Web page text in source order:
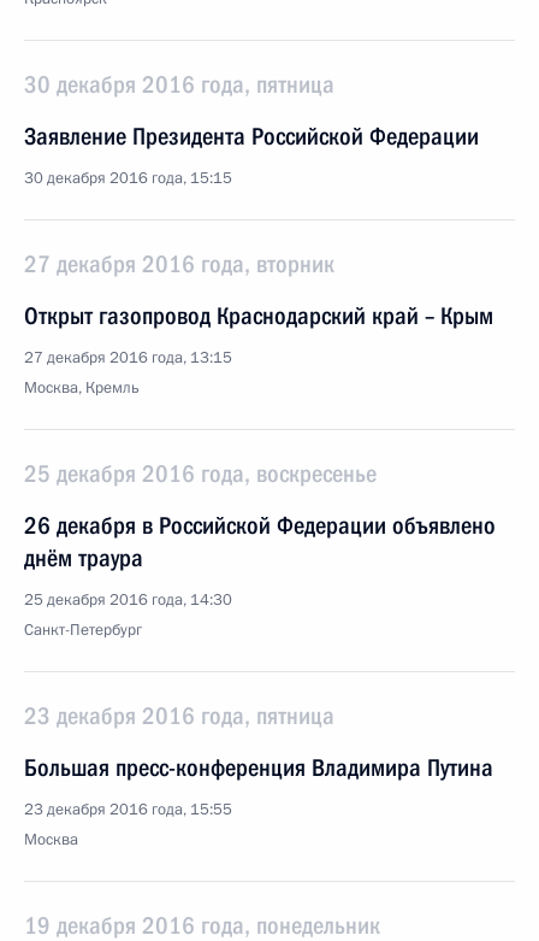
30 декабря 2016 года, пятница
Заявление Президента Российской Федерации
30 декабря 2016 года, 15:15
27 декабря 2016 года, вторник
Открыт газопровод Краснодарский край – Крым
27 декабря 2016 года, 13:15
Москва, Кремль
25 декабря 2016 года, воскресенье
26 декабря в Российской Федерации объявлено
днём траура
25 декабря 2016 года, 14:30
Санкт-Петербург
23 декабря 2016 года, пятница
Большая пресс-конференция Владимира Путина
23 декабря 2016 года, 15:55
Москва
19 декабря 2016 года, понедельник